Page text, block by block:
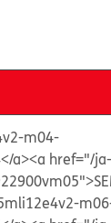
m04-
a><a href="/ja-